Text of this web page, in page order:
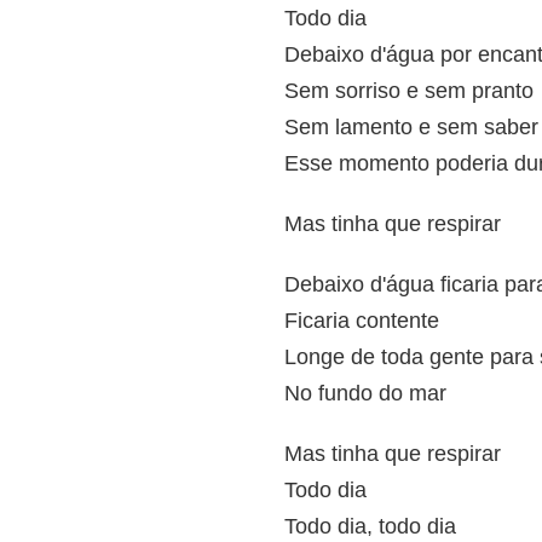
Todo dia
Debaixo d'água por
Sem sorriso e sem pranto
Sem lamento e sem
Esse momento poderia
Mas tinha que respirar
Debaixo d'água ficaria
Ficaria contente
Longe de toda gente para
No fundo do mar
Mas tinha que respirar
Todo dia
Todo dia, todo dia